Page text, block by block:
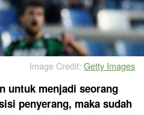
Image Credit: Getty Images
untuk menjadi seorang
penyerang, maka sudah